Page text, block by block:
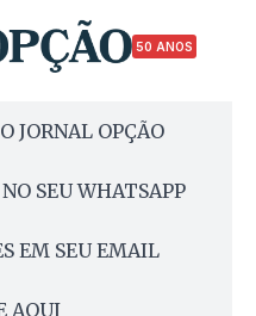
50 ANOS
JORNAL OPÇÃO
SEU WHATSAPP
EM SEU EMAIL
AQUI